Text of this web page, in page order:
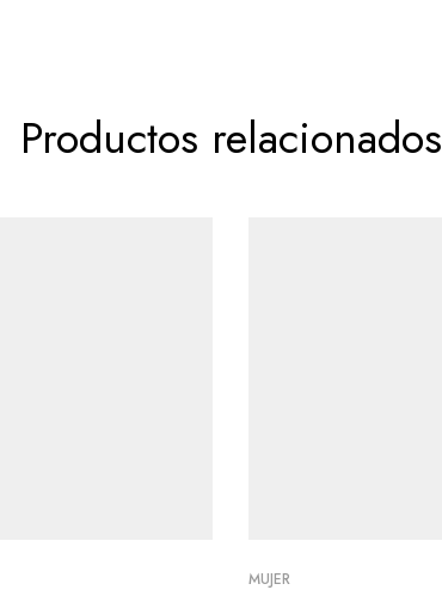
Productos relacionados
MUJER